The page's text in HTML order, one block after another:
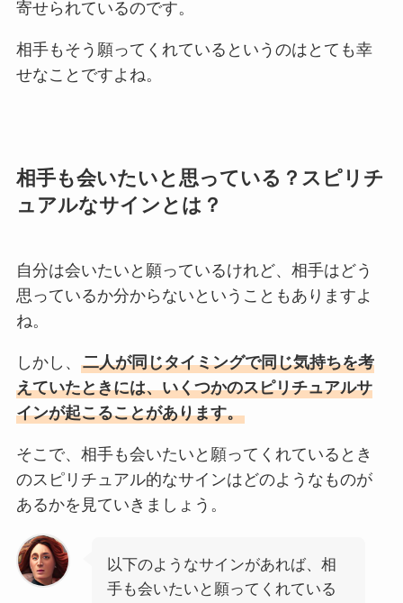
寄せられているのです。
相手もそう願ってくれているというのはとても幸
せなことですよね。
相手も会いたいと思っている？スピリチ
ュアルなサインとは？
自分は会いたいと願っているけれど、相手はどう
思っているか分からないということもありますよ
ね。
しかし、 二人が同じタイミングで同じ気持ちを考
えていたときには、いくつかのスピリチュアルサ
インが起こることがあります。
そこで、相手も会いたいと願ってくれているとき
のスピリチュアル的なサインはどのようなものが
あるかを見ていきましょう。
以下のようなサインがあれば、相
手も会いたいと願ってくれている